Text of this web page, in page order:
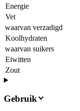
Energie
Vet
waarvan verzadigd
Koolhydraten
waarvan suikers
Eiwitten
Zout
Gebruik